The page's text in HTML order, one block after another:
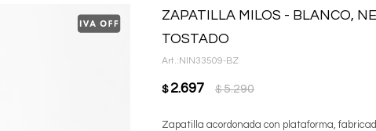
ZAPATILLA MILOS - BLANCO,
TOSTADO
NIN33509-BZ
$ 2.697 $ 5.290
Zapatilla acordonada con plataforma,